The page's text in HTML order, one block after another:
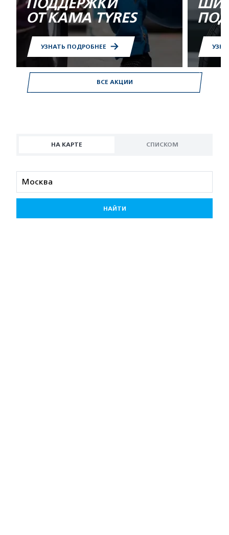
ВСЕ АКЦИИ
ПОДДЕРЖКИ
ОТ KAMA TYRES
УЗНАТЬ ПОДРОБНЕЕ
НА КАРТЕ СПИСКОМ
НАЙТИ